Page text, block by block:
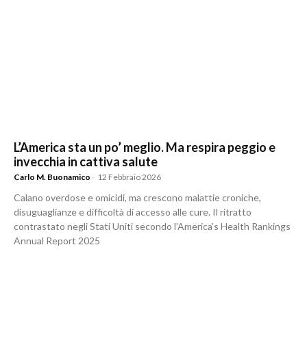
L’America sta un po’ meglio. Ma respira peggio e
invecchia in cattiva salute
Carlo M. Buonamico - 12 Febbraio 2026
Calano overdose e omicidi, ma crescono malattie croniche,
disuguaglianze e difficoltà di accesso alle cure. Il ritratto
contrastato negli Stati Uniti secondo l’America’s Health Rankings
Annual Report 2025